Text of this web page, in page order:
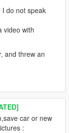
I do not speak
video with
and threw an
car or new
: